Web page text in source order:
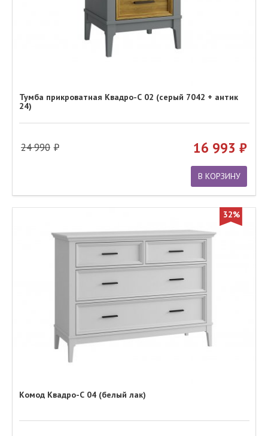
Тумба прикроватная Квадро-С 02 (серый 7042 + антик
24)
24 990 16 993
В КОРЗИНУ
32%
Комод Квадро-С 04 (белый лак)